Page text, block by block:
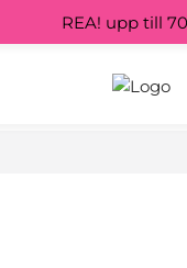
REA! upp till